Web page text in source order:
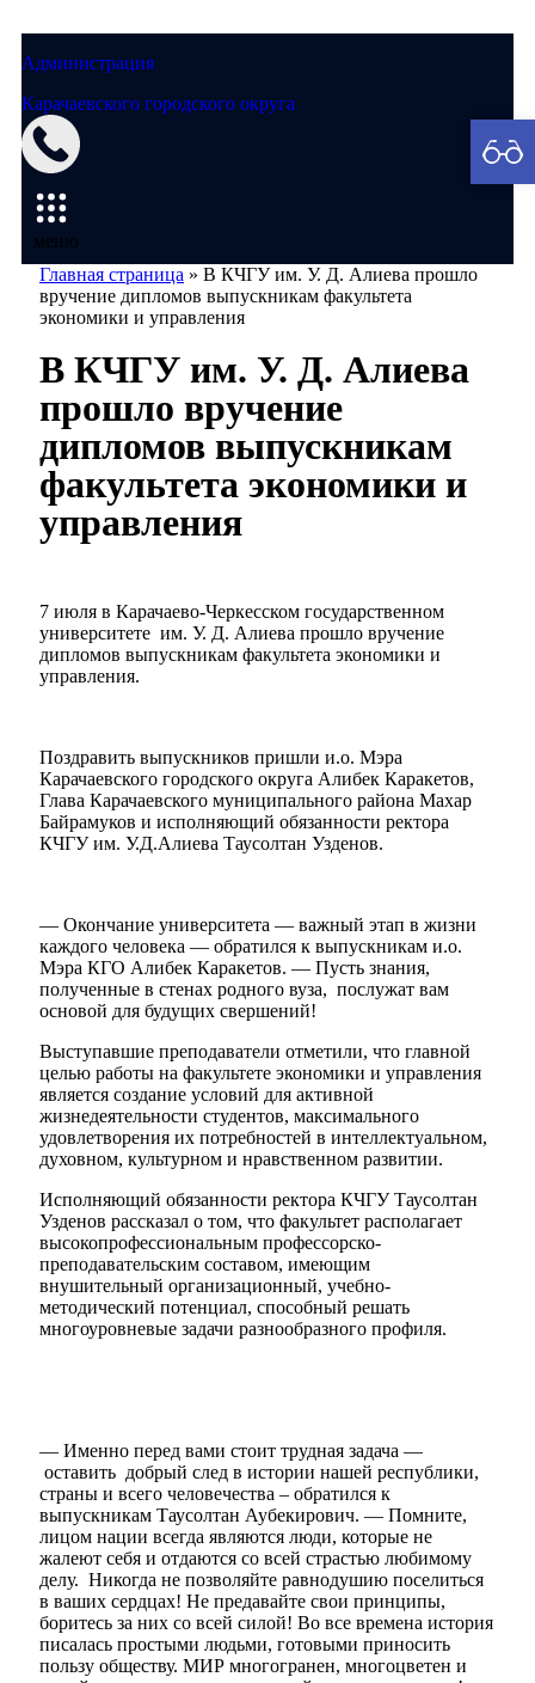
Администрация
Карачаевского городского округа
меню
Главная страница » В КЧГУ им. У. Д. Алиева прошло
вручение дипломов выпускникам факультета
экономики и управления
В КЧГУ им. У. Д. Алиева
прошло вручение
дипломов выпускникам
факультета экономики и
управления
7 июля в Карачаево-Черкесском государственном
университете им. У. Д. Алиева прошло вручение
дипломов выпускникам факультета экономики и
управления.
Поздравить выпускников пришли и.о. Мэра
Карачаевского городского округа Алибек Каракетов,
Глава Карачаевского муниципального района Махар
Байрамуков и исполняющий обязанности ректора
КЧГУ им. У.Д.Алиева Таусолтан Узденов.
— Окончание университета — важный этап в жизни
каждого человека — обратился к выпускникам и.о.
Мэра КГО Алибек Каракетов. — Пусть знания,
полученные в стенах родного вуза, послужат вам
основой для будущих свершений!
Выступавшие преподаватели отметили, что главной
целью работы на факультете экономики и управления
является создание условий для активной
жизнедеятельности студентов, максимального
удовлетворения их потребностей в интеллектуальном,
духовном, культурном и нравственном развитии.
Исполняющий обязанности ректора КЧГУ Таусолтан
Узденов рассказал о том, что факультет располагает
высокопрофессиональным профессорско-
преподавательским составом, имеющим
внушительный организационный, учебно-
методический потенциал, способный решать
многоуровневые задачи разнообразного профиля.
— Именно перед вами стоит трудная задача —
оставить добрый след в истории нашей республики,
страны и всего человечества – обратился к
выпускникам Таусолтан Аубекирович. — Помните,
лицом нации всегда являются люди, которые не
жалеют себя и отдаются со всей страстью любимому
делу. Никогда не позволяйте равнодушию поселиться
в ваших сердцах! Не предавайте свои принципы,
боритесь за них со всей силой! Во все времена история
писалась простыми людьми, готовыми приносить
пользу обществу. МИР многогранен, многоцветен и
Мэрия
Мэр